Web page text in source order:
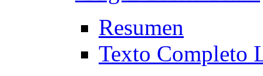
Resumen
Texto Completo